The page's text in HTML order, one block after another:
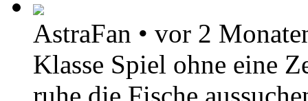
AstraFan • vor 2
Klasse Spiel ohne eine